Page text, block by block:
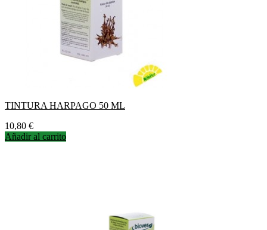
TINTURA HARPAGO 50 ML
Precio
10,80 €
Añadir al carrito